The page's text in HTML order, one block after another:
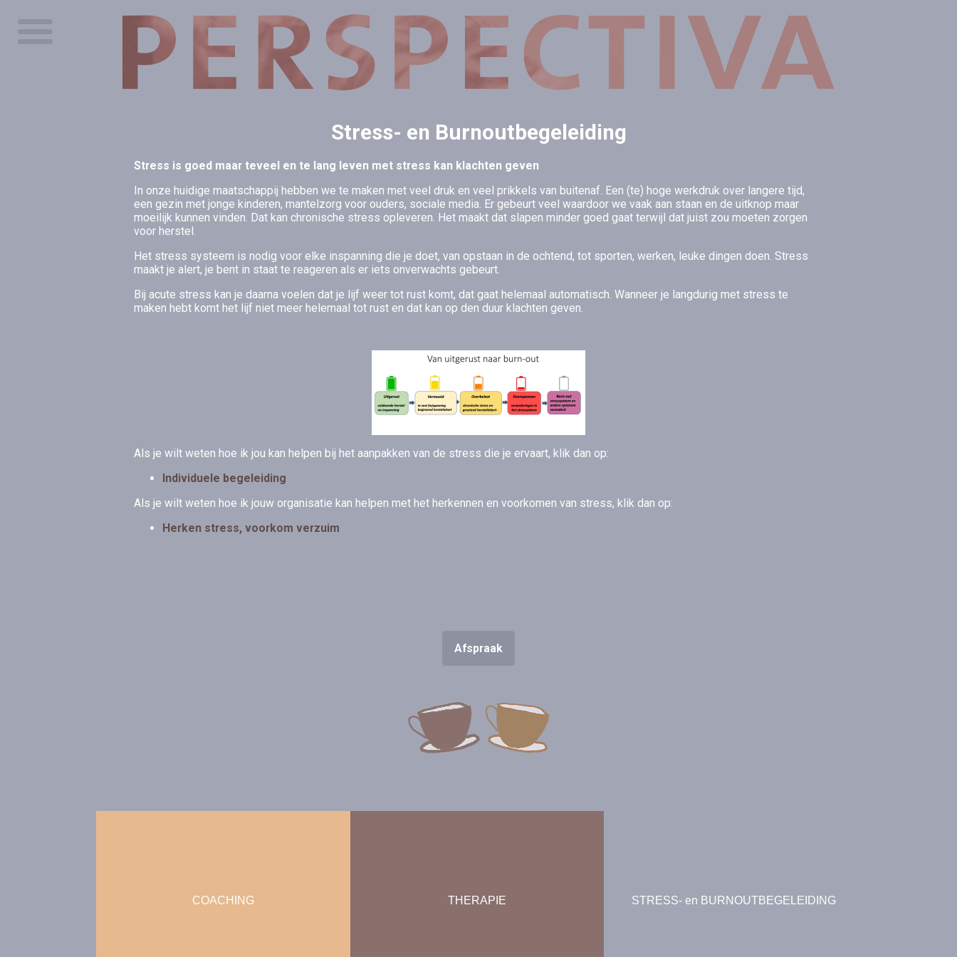
Stress- en Burnoutbegeleiding
Stress is goed maar teveel en te lang leven met stress kan klachten geven
In onze huidige maatschappij hebben we te maken met veel druk en veel prikkels van buitenaf. Een (te) hoge werkdruk over langere tijd,
een gezin met jonge kinderen, mantelzorg voor ouders, sociale media. Er gebeurt veel waardoor we vaak aan staan en de uitknop maar
moeilijk kunnen vinden. Dat kan chronische stress opleveren. Het maakt dat slapen minder goed gaat terwijl dat juist zou moeten zorgen
voor herstel.
Het stress systeem is nodig voor elke inspanning die je doet, van opstaan in de ochtend, tot sporten, werken, leuke dingen doen. Stress
maakt je alert, je bent in staat te reageren als er iets onverwachts gebeurt.
Bij acute stress kan je daarna voelen dat je lijf weer tot rust komt, dat gaat helemaal automatisch. Wanneer je langdurig met stress te
maken hebt komt het lijf niet meer helemaal tot rust en dat kan op den duur klachten geven.
Als je wilt weten hoe ik jou kan helpen bij het aanpakken van de stress die je ervaart, klik dan op:
Individuele begeleiding
Als je wilt weten hoe ik jouw organisatie kan helpen met het herkennen en voorkomen van stress, klik dan op:
Herken stress, voorkom verzuim
Afspraak
COACHING THERAPIE STRESS- en BURNOUTBEGELEIDING